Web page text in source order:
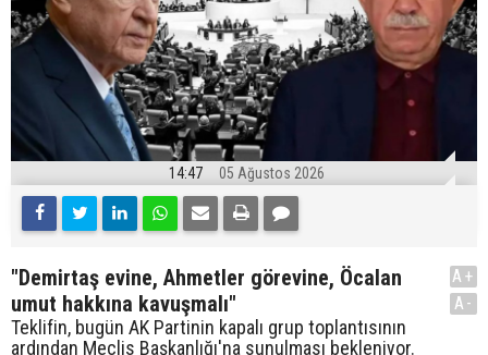
14:47 05 Ağustos 2026
"Demirtaş evine, Ahmetler görevine, Öcalan
umut hakkına kavuşmalı"
Teklifin, bugün AK Partinin kapalı grup toplantısının
ardından Meclis Başkanlığı'na sunulması bekleniyor.
A+
A-